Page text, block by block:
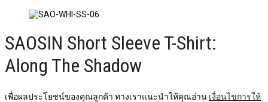
SAOSIN Short Sleeve T-Shirt:
Along The Shadow
เพื่อผลประโยชน์ของคุณลูกค้า ทางเราแนะนำให้คุณอ่าน เงื่อนไขการให้